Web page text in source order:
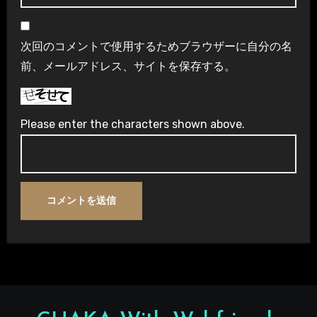
次回のコメントで使用するためブラウザーに自分の名
前、メールアドレス、サイトを保存する。
Please enter the characters shown above.